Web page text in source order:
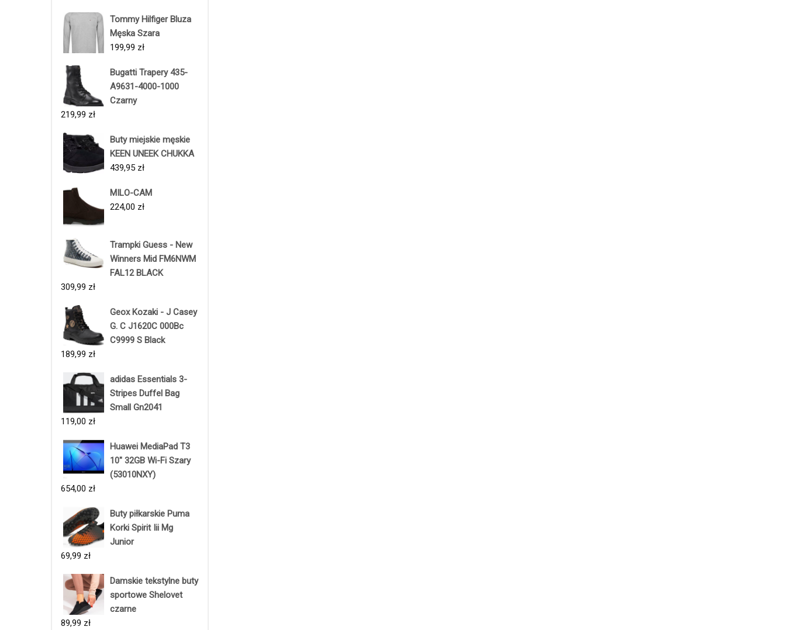
Tommy Hilfiger Bluza
Męska Szara
199,99 zł
Bugatti Trapery 435-
A9631-4000-1000
Czarny
219,99 zł
Buty miejskie męskie
KEEN UNEEK CHUKKA
439,95 zł
MILO-CAM
224,00 zł
Trampki Guess - New
Winners Mid FM6NWM
FAL12 BLACK
309,99 zł
Geox Kozaki - J Casey
G. C J1620C 000Bc
C9999 S Black
189,99 zł
adidas Essentials 3-
Stripes Duffel Bag
Small Gn2041
119,00 zł
Huawei MediaPad T3
10" 32GB Wi-Fi Szary
(53010NXY)
654,00 zł
Buty piłkarskie Puma
Korki Spirit Iii Mg
Junior
69,99 zł
Damskie tekstylne buty
sportowe Shelovet
czarne
89,99 zł